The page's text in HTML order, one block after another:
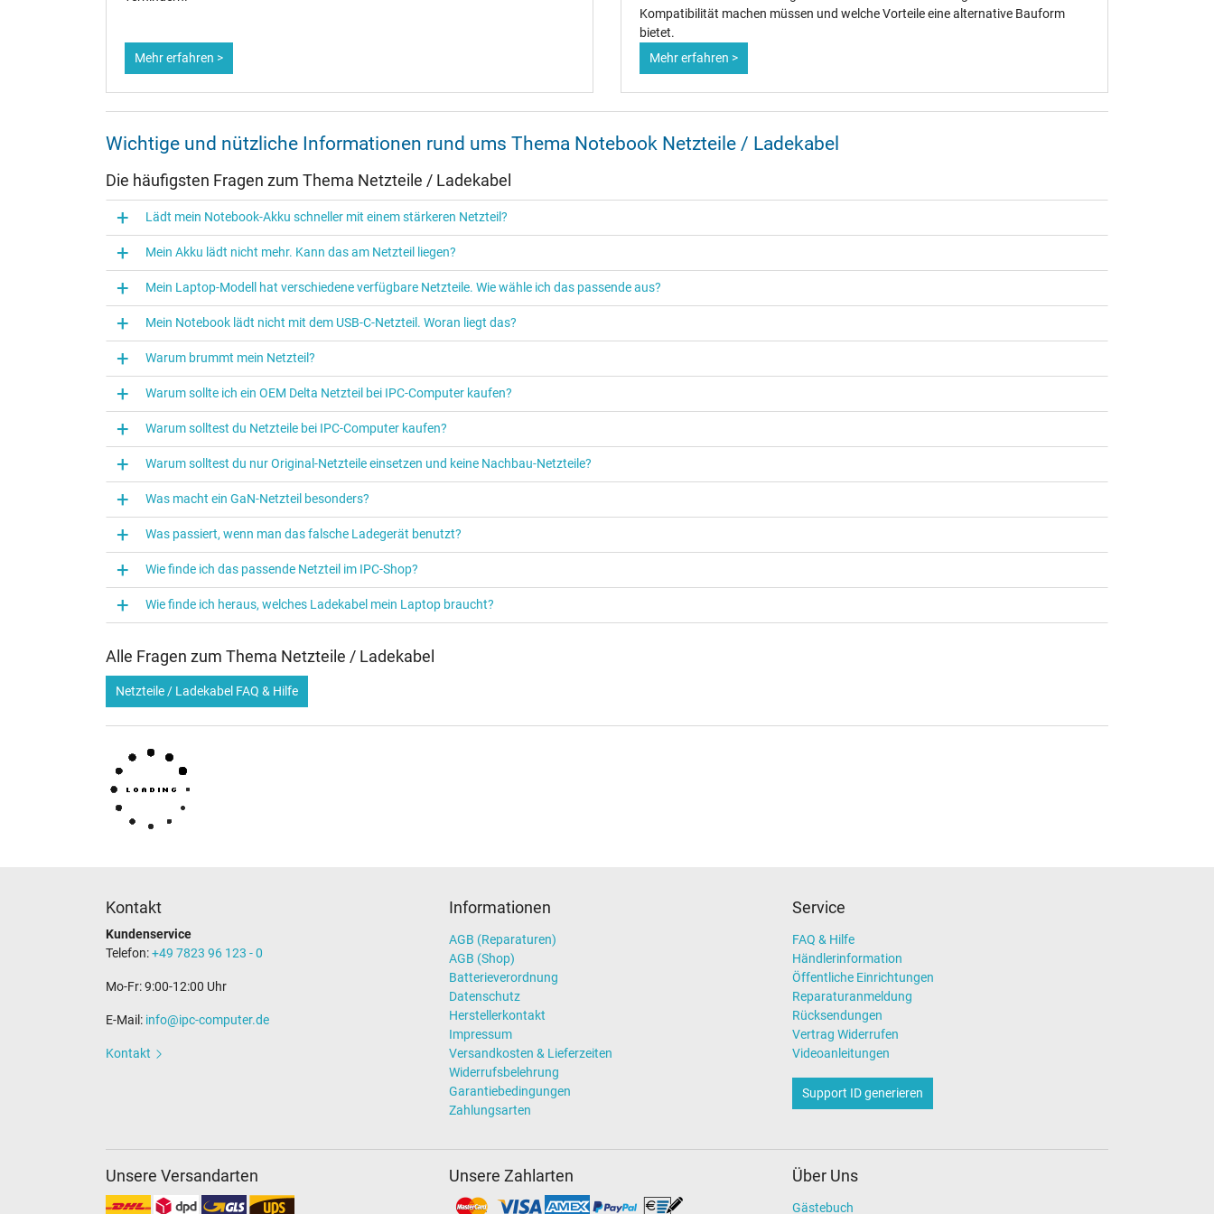
Kategorisierung
Mehr erfahren >
Kompatibilität machen müssen und welche Vorteile eine alternative Bauform
bietet.
Mehr erfahren >
Wichtige und nützliche Informationen rund ums Thema Notebook Netzteile / Ladekabel
Die häufigsten Fragen zum Thema Netzteile / Ladekabel
Lädt mein Notebook-Akku schneller mit einem stärkeren Netzteil?
Mein Akku lädt nicht mehr. Kann das am Netzteil liegen?
Mein Laptop-Modell hat verschiedene verfügbare Netzteile. Wie wähle ich das passende aus?
Mein Notebook lädt nicht mit dem USB-C-Netzteil. Woran liegt das?
Warum brummt mein Netzteil?
Warum sollte ich ein OEM Delta Netzteil bei IPC‑Computer kaufen?
Warum solltest du Netzteile bei IPC‑Computer kaufen?
Warum solltest du nur Original-Netzteile einsetzen und keine Nachbau-Netzteile?
Was macht ein GaN-Netzteil besonders?
Was passiert, wenn man das falsche Ladegerät benutzt?
Wie finde ich das passende Netzteil im IPC-Shop?
Wie finde ich heraus, welches Ladekabel mein Laptop braucht?
Alle Fragen zum Thema Netzteile / Ladekabel
Netzteile / Ladekabel FAQ & Hilfe
Kontakt
Kundenservice
Telefon:+49 7823 96 123 - 0
Mo-Fr: 9:00-12:00 Uhr
E-Mail: info@ipc-computer.de
Kontakt
Informationen
AGB (Reparaturen)
AGB (Shop)
Batterieverordnung
Datenschutz
Herstellerkontakt
Impressum
Versandkosten & Lieferzeiten
Widerrufsbelehrung
Garantiebedingungen
Zahlungsarten
Service
FAQ & Hilfe
Händlerinformation
Öffentliche Einrichtungen
Reparaturanmeldung
Rücksendungen
Vertrag Widerrufen
Videoanleitungen
Support ID generieren
Über Uns
Gästebuch
Unsere Versandarten Unsere Zahlarten